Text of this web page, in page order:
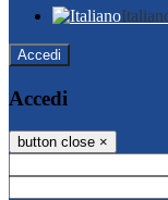
Accedi
Accedi
button close ×